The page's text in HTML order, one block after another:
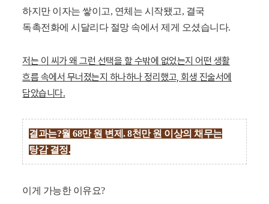
하지만 이자는 쌓이고, 연체는 시작됐고, 결국
독촉전화에 시달리다 절망 속에서 제게 오셨습니다.
저는 이 씨가 왜 그런 선택을 할 수밖에 없었는지 어떤 생활
흐름 속에서 무너졌는지 하나하나 정리했고, 회생 진술서에
담았습니다.
결과는?월 68만 원 변제. 8천만 원 이상의 채무는
탕감 결정.
이게 가능한 이유요?